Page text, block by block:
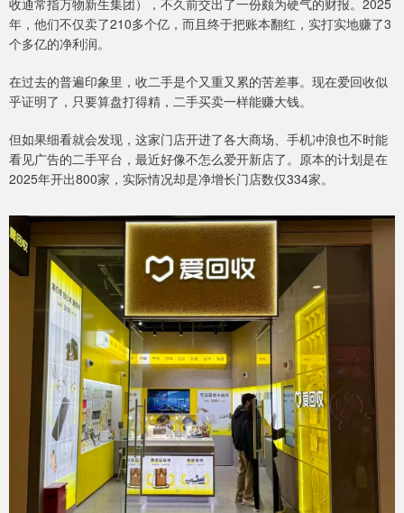
收通常指万物新生集团），不久前交出了一份颇为硬气的财报。2025
年，他们不仅卖了210多个亿，而且终于把账本翻红，实打实地赚了3
个多亿的净利润。
在过去的普遍印象里，收二手是个又重又累的苦差事。现在爱回收似
乎证明了，只要算盘打得精，二手买卖一样能赚大钱。
但如果细看就会发现，这家门店开进了各大商场、手机冲浪也不时能
看见广告的二手平台，最近好像不怎么爱开新店了。原本的计划是在
2025年开出800家，实际情况却是净增长门店数仅334家。